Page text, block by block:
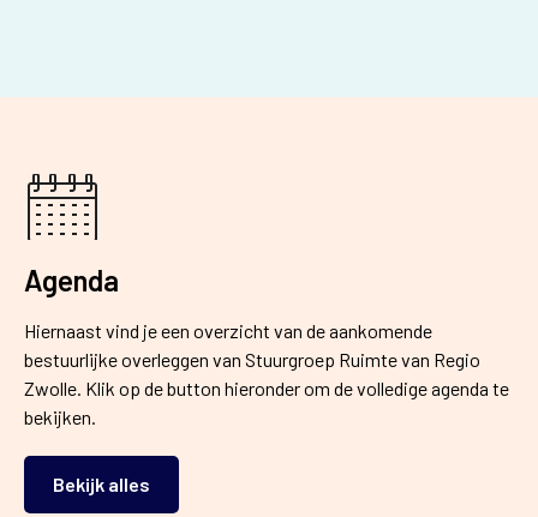
Agenda
Hiernaast vind je een overzicht van de aankomende
bestuurlijke overleggen van Stuurgroep Ruimte van Regio
Zwolle. Klik op de button hieronder om de volledige agenda te
bekijken.
Bekijk alles